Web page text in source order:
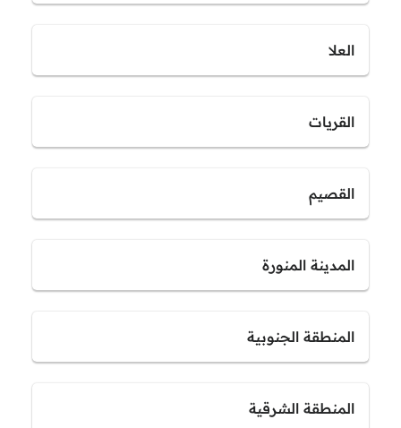
العلا
القريات
القصيم
المدينة المنورة
المنطقة الجنوبية
المنطقة الشرقية